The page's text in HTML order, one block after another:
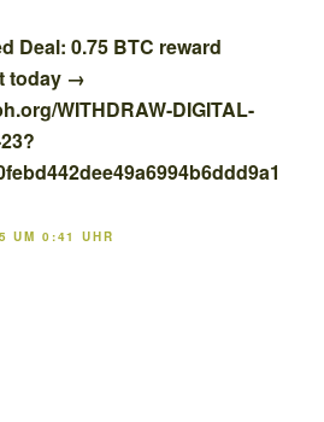
Deal: 0.75 BTC reward
today →
WITHDRAW-DIGITAL-
UM 0:41 UHR